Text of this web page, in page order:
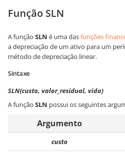
Função SLN
A função SLN é uma dasfunções
a depreciação de um ativo para um
método de depreciação linear.
Sintaxe
SLN(custo, valor_residual, vida)
A função SLN possui os seguintes
Argumento
custo